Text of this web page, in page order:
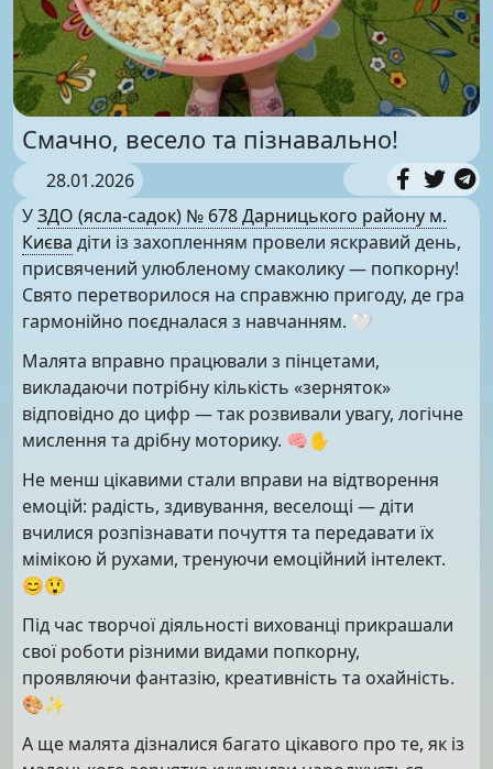
Смачно, весело та пізнавально!
28.01.2026
УЗДО (ясла-садок) № 678 Дарницького району м.
Києва діти із захопленням провели яскравий день,
присвячений улюбленому смаколику — попкорну!
Свято перетворилося на справжню пригоду, де гра
гармонійно поєдналася з навчанням. 🤍
Малята вправно працювали з пінцетами,
викладаючи потрібну кількість «зерняток»
відповідно до цифр — так розвивали увагу, логічне
мислення та дрібну моторику. 🧠✋
Не менш цікавими стали вправи на відтворення
емоцій: радість, здивування, веселощі — діти
вчилися розпізнавати почуття та передавати їх
мімікою й рухами, тренуючи емоційний інтелект.
😊😲
Під час творчої діяльності вихованці прикрашали
свої роботи різними видами попкорну,
проявляючи фантазію, креативність та охайність.
🎨✨
А ще малята дізналися багато цікавого про те, як із